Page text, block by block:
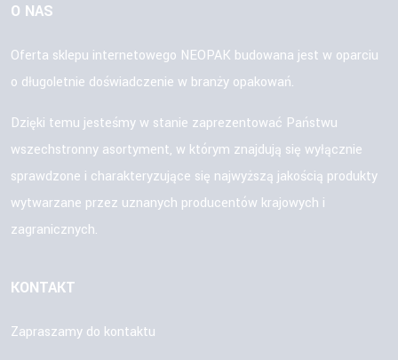
O NAS
Oferta sklepu internetowego NEOPAK budowana jest w oparciu
o długoletnie doświadczenie w branży opakowań.
Dzięki temu jesteśmy w stanie zaprezentować Państwu
wszechstronny asortyment, w którym znajdują się wyłącznie
sprawdzone i charakteryzujące się najwyższą jakością produkty
wytwarzane przez uznanych producentów krajowych i
zagranicznych.
KONTAKT
Zapraszamy do kontaktu